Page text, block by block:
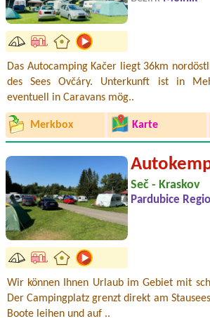
Das Autocamping Kačer liegt 36km
des Sees Ovčáry. Unterkunft ist in
eventuell in Caravans mög..
Merkbox Karte
Seč - Kraskov
Pardubice
Wir können Ihnen Urlaub im Gebiet mit
Der Campingplatz grenzt direkt am
Boote leihen und auf ..